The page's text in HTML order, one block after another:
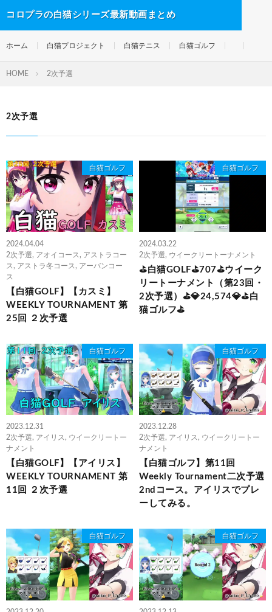
コロプラの白猫シリーズ最新動画まとめ
ホーム 白猫プロジェクト 白猫テニス 白猫ゴルフ
HOME 2次予選
2次予選
白猫ゴルフ
2024.04.04
2次予選, アオイコース , アストラコー
ス , アストラ冬コース , アーバンコー
ス
【白猫GOLF】【カスミ】
WEEKLY TOURNAMENT 第
25回 ２次予選
白猫ゴルフ
2024.03.22
2次予選, ウイークリートーナメント
⛳白猫GOLF⛳707⛳ウイーク
リートーナメント（第23回・
2次予選）⛳💎24,574💎⛳白
猫ゴルフ⛳
白猫ゴルフ
2023.12.31
2次予選, アイリス , ウイークリートー
ナメント
【白猫GOLF】【アイリス】
WEEKLY TOURNAMENT 第
11回 ２次予選
白猫ゴルフ
2023.12.28
2次予選, アイリス , ウイークリートー
ナメント
【白猫ゴルフ】第11回
Weekly Tournament二次予選
2ndコース。アイリスでプレ
ーしてみる。
白猫ゴルフ 白猫ゴルフ